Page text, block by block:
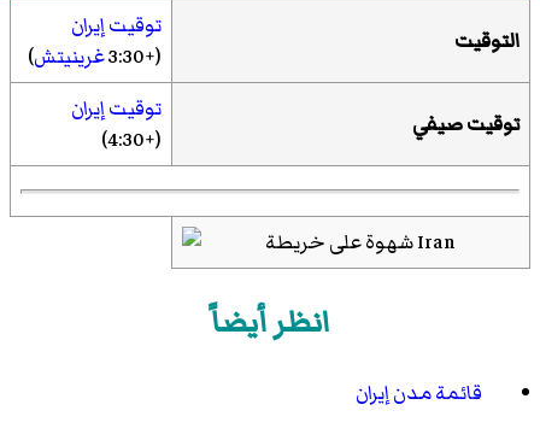
التوقيت
توقيت إيران
(+3:30
غرينيتش)
توقيت صيفي
توقيت إيران
(+4:30)
انظر أيضاً
قائمة مدن إيران